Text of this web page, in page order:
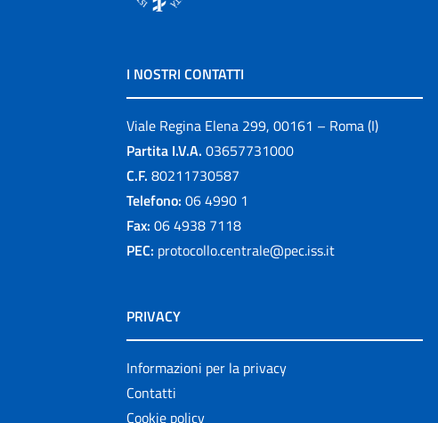
I NOSTRI CONTATTI
Viale Regina Elena 299, 00161 – Roma (I)
Partita I.V.A. 03657731000
C.F. 80211730587
Telefono: 06 4990 1
Fax: 06 4938 7118
PEC: protocollo.centrale@pec.iss.it
PRIVACY
Informazioni per la privacy
Contatti
Cookie policy